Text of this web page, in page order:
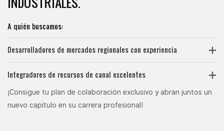
A quién buscamos:
Desarrolladores de mercados regionales con experiencia
Integradores de recursos de canal excelentes
¡Consigue tu plan de colaboración exclusivo y abran juntos un
nuevo capítulo en su carrera profesional!